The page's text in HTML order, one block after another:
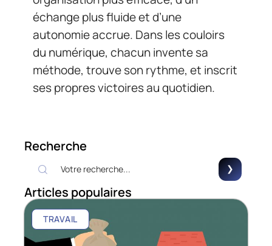
échange plus fluide et d’une
autonomie accrue. Dans les couloirs
du numérique, chacun invente sa
méthode, trouve son rythme, et inscrit
ses propres victoires au quotidien.
Recherche
Articles populaires
TRAVAIL